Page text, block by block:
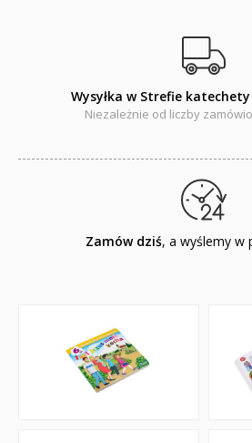
Wysyłka w Strefie
Niezależnie od liczby
Zamów dziś, a wyślemy w